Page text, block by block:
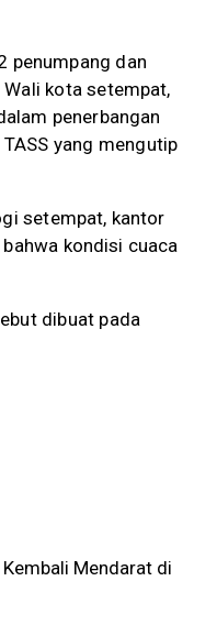
penumpang dan
kota setempat,
penerbangan
yang mengutip
setempat, kantor
kondisi cuaca
dibuat pada
Mendarat di